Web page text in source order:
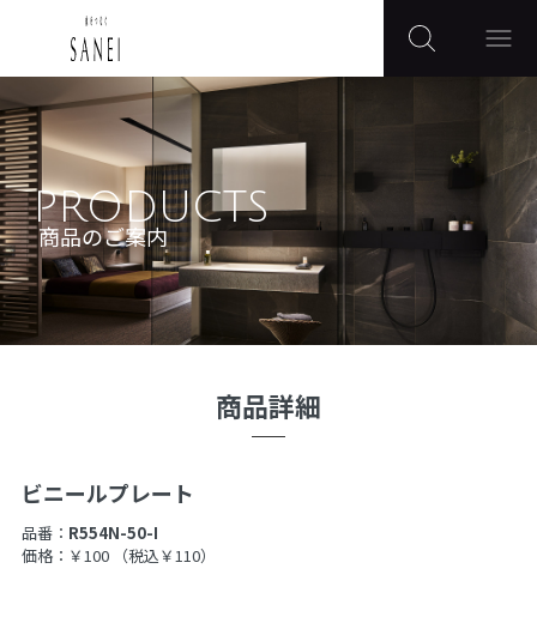
PRODUCTS
商品のご案内
商品詳細
ビニールプレート
品番： R554N-50-I
価格：￥100
（税込￥110）